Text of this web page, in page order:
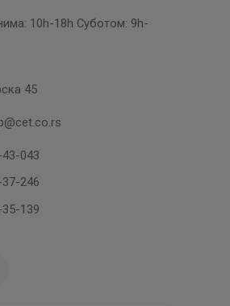
10h-18h Суботом: 9h-
45
043
246
139